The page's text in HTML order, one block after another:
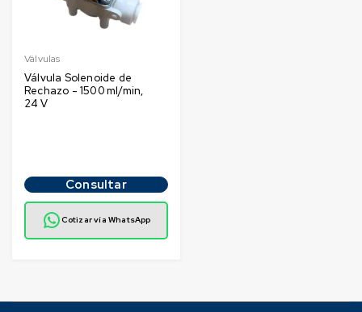
Válvulas
Válvula Solenoide de
Rechazo - 1500 ml/min,
24 V
Consultar
Cotizar vía WhatsApp